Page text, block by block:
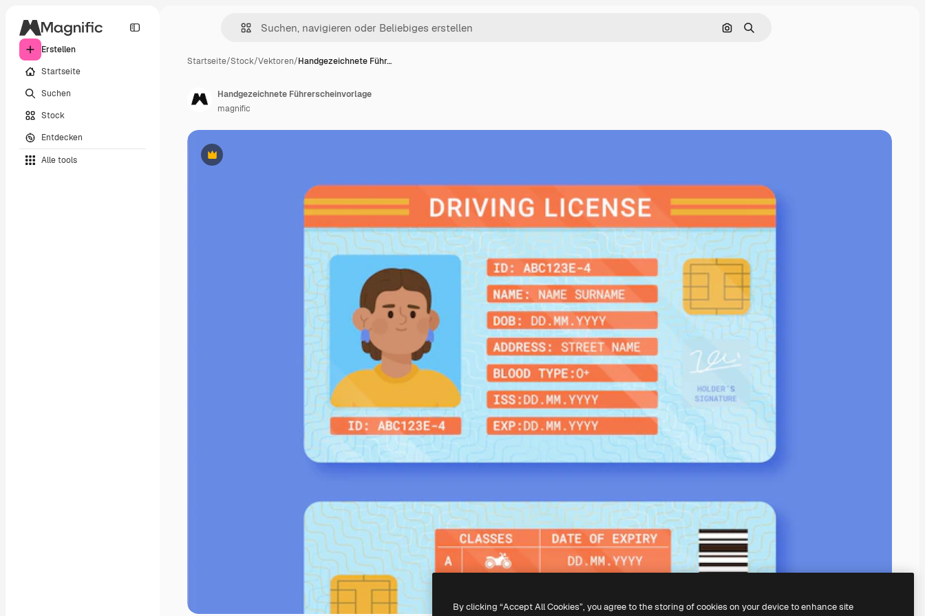
Erstellen
Startseite
Suchen
Stock
Entdecken
Alle tools
Nach Bild suchen
Suchen
Startseite/Stock/Vektoren/Handgezeichnete Führ…
Premium
Handgezeichnete Führerscheinvorlage
magnific
By clicking “Accept All Cookies”, you agree to the storing of cookies on your device to enhance site